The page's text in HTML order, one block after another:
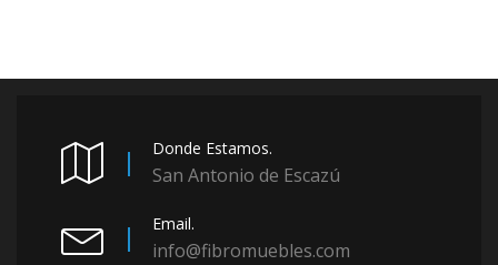
Donde Estamos.
San Antonio de Escazú
Email.
info@fibromuebles.com